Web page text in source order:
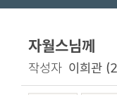
자월스님께
작성자 이희관